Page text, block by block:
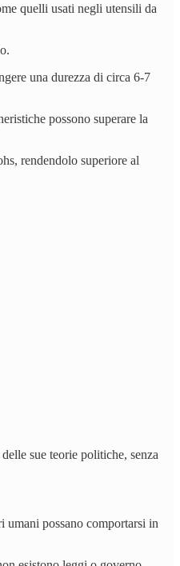
quelli usati negli utensili da
una durezza di circa 6-7
possono superare la
rendendolo superiore al
sue teorie politiche, senza
umani possano comportarsi in